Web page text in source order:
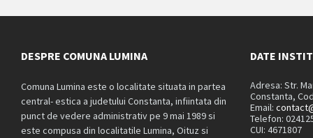
DESPRE COMUNA LUMINA
Comuna Lumina este o localitate situata in partea
central- estica a judetului Constanta, infiintata din
punct de vedere administrativ pe 9 mai 1989 si
este compusa din localitatile Lumina, Oituz si
DATE
Adresa: Str.
Constanta,
Email:
Telefon:
CUI: 4671807